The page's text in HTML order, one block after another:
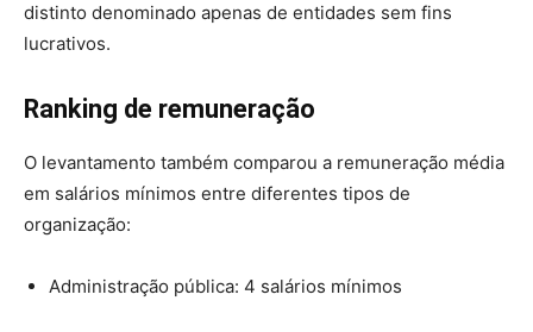
distinto denominado apenas de entidades sem fins
lucrativos.
Ranking de remuneração
O levantamento também comparou a remuneração média
em salários mínimos entre diferentes tipos de
organização:
Administração pública: 4 salários mínimos